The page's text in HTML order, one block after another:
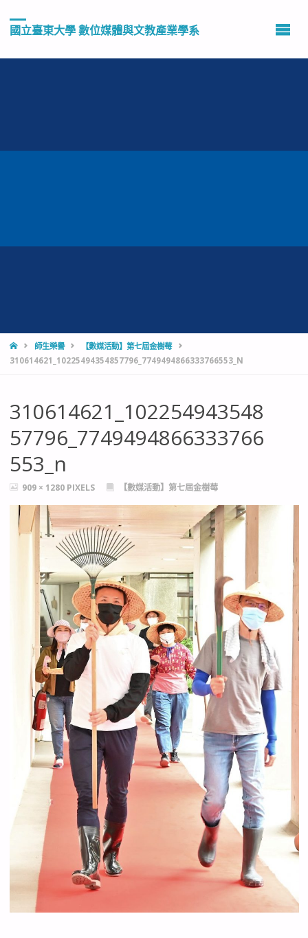
國立臺東大學 數位媒體與文教產業學系
HOME師生榮譽
【數媒活動】第七屆金樹莓
310614621_10225494354857796_7749494866333766553_N
310614621_102254943548
57796_7749494866333766
553_n
FULL909 × 1280 PIXELS 【數媒活動】第七屆金樹莓